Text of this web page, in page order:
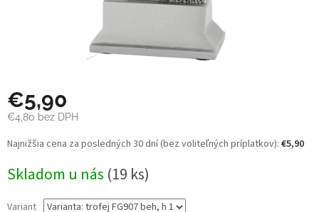
€5,90
€4,80 bez DPH
Jednotková
cena:
Najnižšia cena za posledných 30 dní (bez voliteľných príplatkov): €5,90
Skladom u nás (19 ks)
Variant